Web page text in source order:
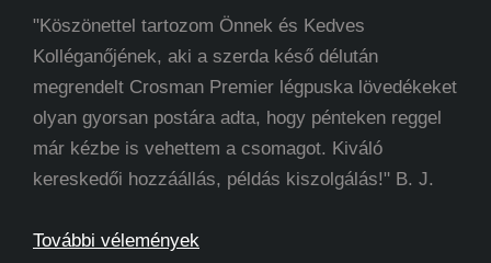
"Köszönettel tartozom Önnek és Kedves
Kolléganőjének, aki a szerda késő délután
megrendelt Crosman Premier légpuska lövedékeket
olyan gyorsan postára adta, hogy pénteken reggel
már kézbe is vehettem a csomagot. Kiváló
kereskedői hozzáállás, példás kiszolgálás!" B. J.
További vélemények